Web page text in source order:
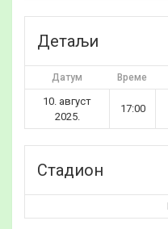
Детаљи
Датум Време
10. август
2025.
17:00
Стадион